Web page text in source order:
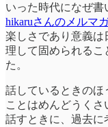
いった時代になぜ
hikaruさんのメルマ
楽しさであり意義は
理して固められるこ
た。
話しているときのほ
ことはめんどうく
話すときに、過去に